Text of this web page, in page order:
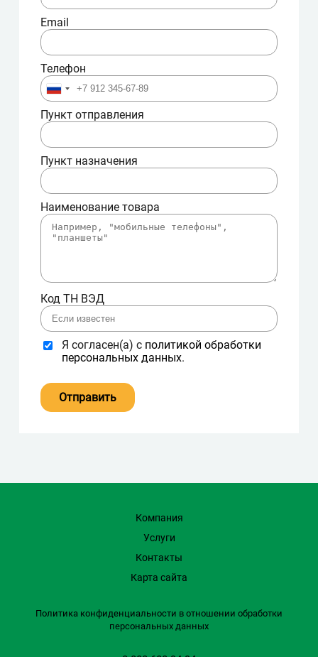
Email
Телефон
Пункт отправления
Пункт назначения
Наименование товара
Код ТН ВЭД
Я согласен(а) с политикой обработки
персональных данных.
Компания
Услуги
Контакты
Карта сайта
Политика конфиденциальности в отношении обработки
персональных данных